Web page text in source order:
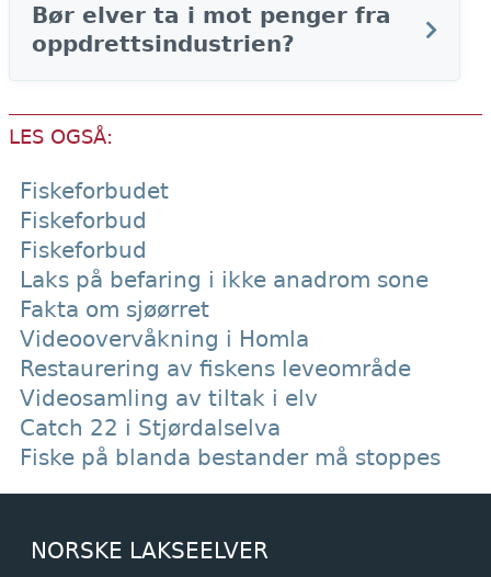
Bør elver ta i mot penger fra
oppdrettsindustrien?
LES OGSÅ:
Fiskeforbudet
Fiskeforbud
Fiskeforbud
Laks på befaring i ikke anadrom sone
Fakta om sjøørret
Videoovervåkning i Homla
Restaurering av fiskens leveområde
Videosamling av tiltak i elv
Catch 22 i Stjørdalselva
Fiske på blanda bestander må stoppes
NORSKE LAKSEELVER